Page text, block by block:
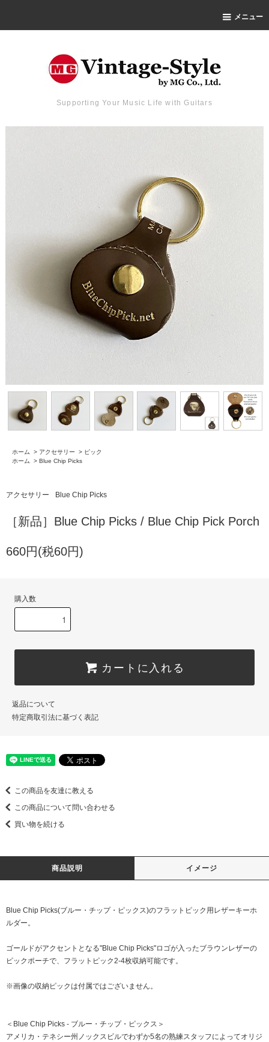
メニュー
Supporting Your Music Life with Guitars
ホーム > アクセサリー > ピック
ホーム
> Blue Chip Picks
アクセサリー Blue Chip Picks
［新品］Blue Chip Picks / Blue Chip Pick Porch
660円(税60円)
購入数
カートに入れる
返品について
特定商取引法に基づく表記
この商品を友達に教える
この商品について問い合わせる
買い物を続ける
商品説明 イメージ
Blue Chip Picks(ブルー・チップ・ピックス)のフラットピック用レザーキーホ
ルダー。
ゴールドがアクセントとなる"Blue Chip Picks"ロゴが入ったブラウンレザーの
ピックポーチで、フラットピック2-4枚収納可能です。
※画像の収納ピックは付属ではございません。
＜Blue Chip Picks - ブルー・チップ・ピックス＞
アメリカ・テネシー州ノックスビルでわずか5名の熟練スタッフによってオリジ